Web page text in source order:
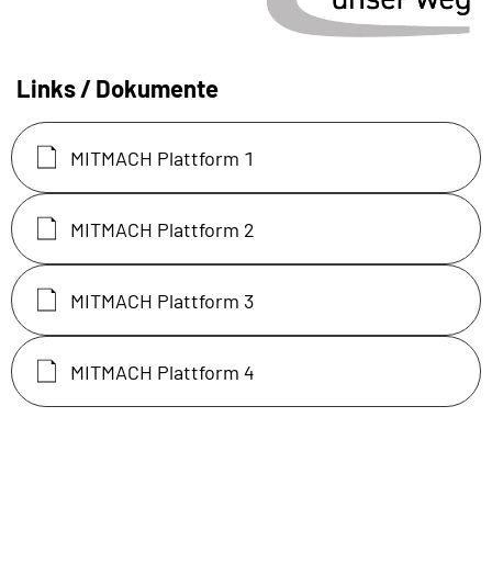
Links / Dokumente
MITMACH Plattform 1
MITMACH Plattform 2
MITMACH Plattform 3
MITMACH Plattform 4